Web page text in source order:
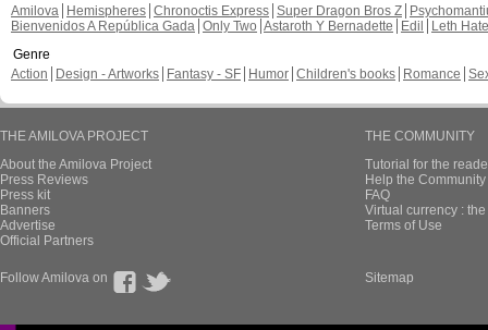
Amilova
Hemispheres Chronoctis Express Super Dragon Bros Z
Bienvenidos A República Gada Only Two Astaroth Y Bernadette Edil
Leth Hate
Genre
Action
Design - Artworks Fantasy - SF Humor Children's books Romance
THE AMILOVA PROJECT
About the Amilova Project
Press Reviews
Press kit
Banners
Advertise
Official Partners
THE COMMUNITY
Tutorial for the
Help the
FAQ
Virtual currency :
Terms of Use
Follow Amilova on Sitemap